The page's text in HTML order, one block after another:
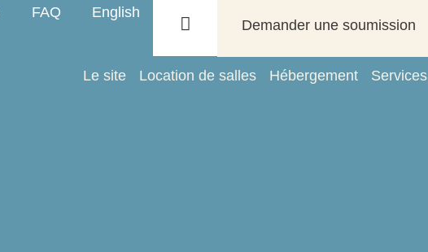
FAQ English
Demander une soumission
Le site Location de salles Hébergement Services